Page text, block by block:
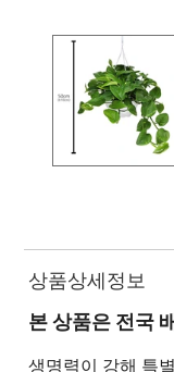
상품상세정보
본 상품은 전국
생명력이 강해 특